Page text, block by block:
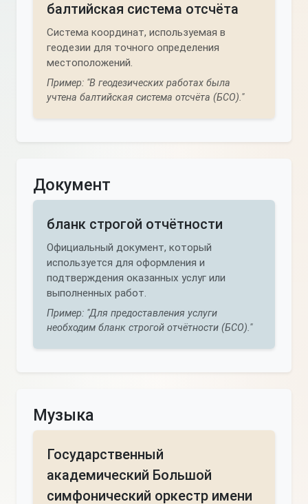
балтийская система отсчёта
Система координат, используемая в
геодезии для точного определения
местоположений.
Пример: "В геодезических работах была
учтена балтийская система отсчёта (БСО)."
Документ
бланк строгой отчётности
Официальный документ, который
используется для оформления и
подтверждения оказанных услуг или
выполненных работ.
Пример: "Для предоставления услуги
необходим бланк строгой отчётности (БСО)."
Музыка
Государственный
академический Большой
симфонический оркестр имени